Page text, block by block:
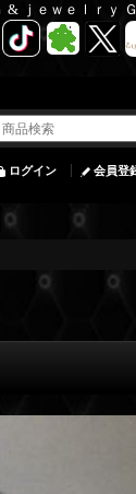
& ｊｅｗｅｌｒｙ
ログイン 会員登